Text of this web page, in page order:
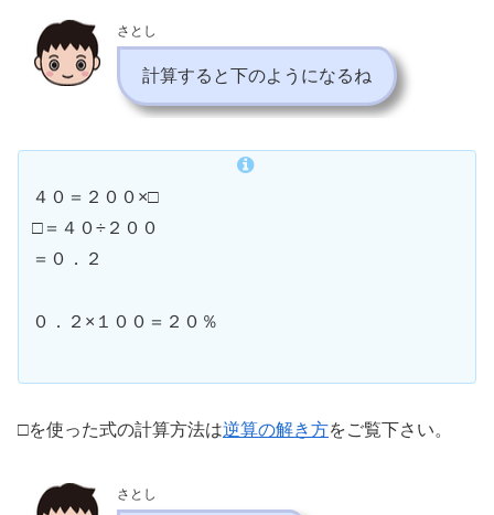
さとし
計算すると下のようになるね
４０＝２００×□
□＝４０÷２００
＝０．２
０．２×１００＝２０％
□を使った式の計算方法は逆算の解き方をご覧下さい。
さとし